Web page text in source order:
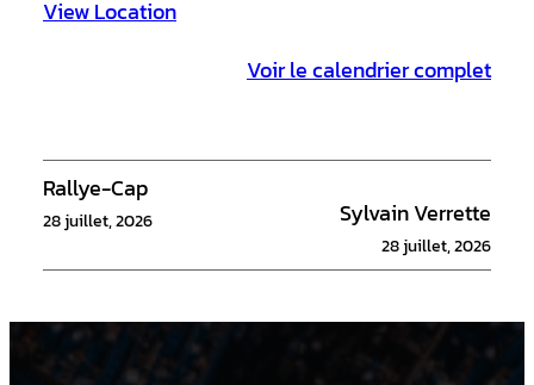
5
U
View Location
Voir le calendrier complet
Rallye-Cap
28 juillet, 2026 Sylvain Verrette
28 juillet, 2026